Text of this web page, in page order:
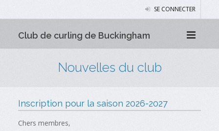
SE CONNECTER
Club de curling de Buckingham
Nouvelles du club
Inscription pour la saison 2026-2027
Chers membres,